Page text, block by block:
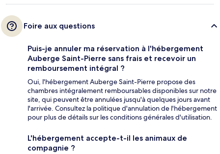
Foire aux questions
Puis-je annuler ma réservation à l'hébergement
Auberge Saint-Pierre sans frais et recevoir un
remboursement intégral ?
Oui, l'hébergement Auberge Saint-Pierre propose des
chambres intégralement remboursables disponibles sur notre
site, qui peuvent être annulées jusqu'à quelques jours avant
l'arrivée. Consultez la politique d'annulation de l'hébergement
pour plus de détails sur les conditions générales d'utilisation.
L'hébergement accepte-t-il les animaux de
compagnie ?